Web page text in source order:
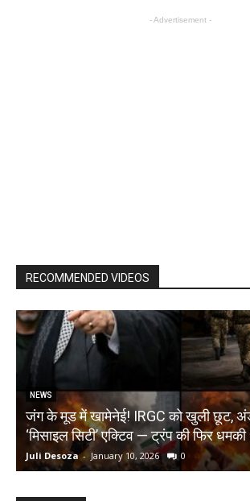
- Advertisement -
RECOMMENDED VIDEOS
NEWS
जंग के मूड में खामेनेई! IRGC को खुली छूट,
‘मिसाइल सिटी’ एक्टिव — ट्रंप की फिर धमकी
Juli Desoza - January 10, 2026 0